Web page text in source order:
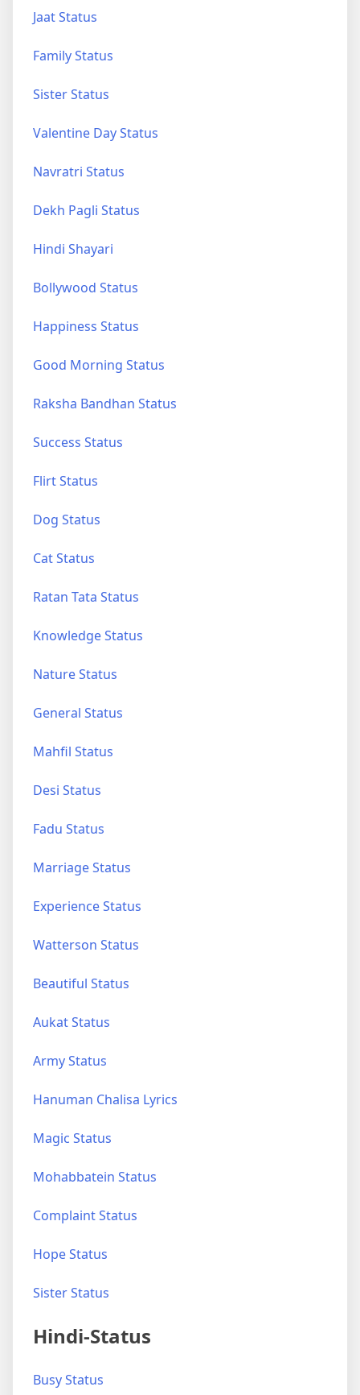
Jaat Status
Family Status
Sister Status
Valentine Day Status
Navratri Status
Dekh Pagli Status
Hindi Shayari
Bollywood Status
Happiness Status
Good Morning Status
Raksha Bandhan Status
Success Status
Flirt Status
Dog Status
Cat Status
Ratan Tata Status
Knowledge Status
Nature Status
General Status
Mahfil Status
Desi Status
Fadu Status
Marriage Status
Experience Status
Watterson Status
Beautiful Status
Aukat Status
Army Status
Hanuman Chalisa Lyrics
Magic Status
Mohabbatein Status
Complaint Status
Hope Status
Sister Status
Hindi-Status
Busy Status